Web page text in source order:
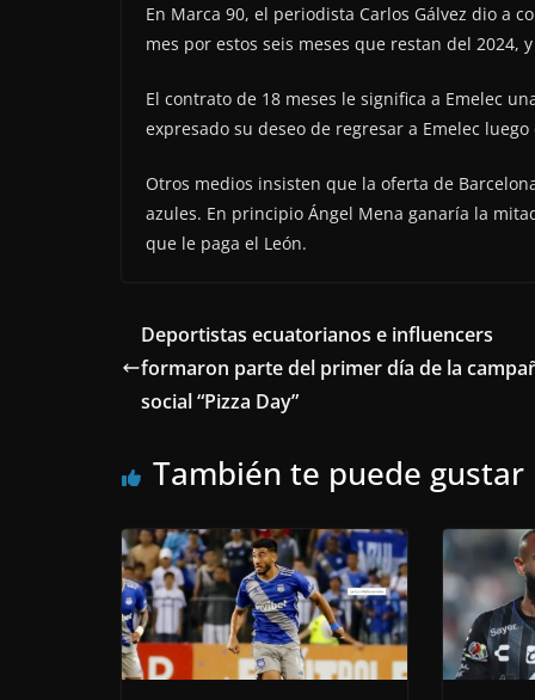
En Marca 90, el periodista Carlos Gálvez dio a
mes por estos seis meses que restan del
El contrato de 18 meses le significa a Emelec
expresado su deseo de regresar a Emelec
Otros medios insisten que la oferta de
azules. En principio Ángel Mena ganaría la
que le paga el León.
Deportistas ecuatorianos e influencers
formaron parte del primer día de la
social “Pizza Day”
También te puede gustar